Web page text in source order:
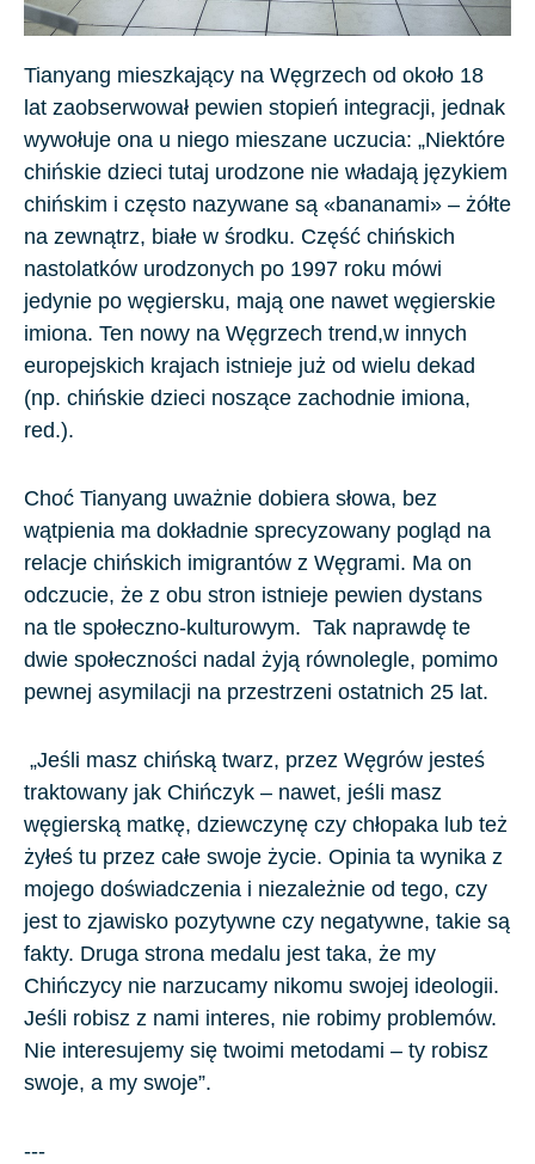
Tianyang mieszkający na Węgrzech od około 18
lat zaobserwował pewien stopień integracji, jednak
wywołuje ona u niego mieszane uczucia: „Niektóre
chińskie dzieci tutaj urodzone nie władają językiem
chińskim i często nazywane są «bananami» – żółte
na zewnątrz, białe w środku. Część chińskich
nastolatków urodzonych po 1997 roku mówi
jedynie po węgiersku, mają one nawet węgierskie
imiona. Ten nowy na Węgrzech trend,w innych
europejskich krajach istnieje już od wielu dekad
(np. chińskie dzieci noszące zachodnie imiona,
red.).
Choć Tianyang uważnie dobiera słowa, bez
wątpienia ma dokładnie sprecyzowany pogląd na
relacje chińskich imigrantów z Węgrami. Ma on
odczucie, że z obu stron istnieje pewien dystans
na tle społeczno-kulturowym. Tak naprawdę te
dwie społeczności nadal żyją równolegle, pomimo
pewnej asymilacji na przestrzeni ostatnich 25 lat.
„Jeśli masz chińską twarz, przez Węgrów jesteś
traktowany jak Chińczyk – nawet, jeśli masz
węgierską matkę, dziewczynę czy chłopaka lub też
żyłeś tu przez całe swoje życie. Opinia ta wynika z
mojego doświadczenia i niezależnie od tego, czy
jest to zjawisko pozytywne czy negatywne, takie są
fakty. Druga strona medalu jest taka, że my
Chińczycy nie narzucamy nikomu swojej ideologii.
Jeśli robisz z nami interes, nie robimy problemów.
Nie interesujemy się twoimi metodami – ty robisz
swoje, a my swoje”.
---